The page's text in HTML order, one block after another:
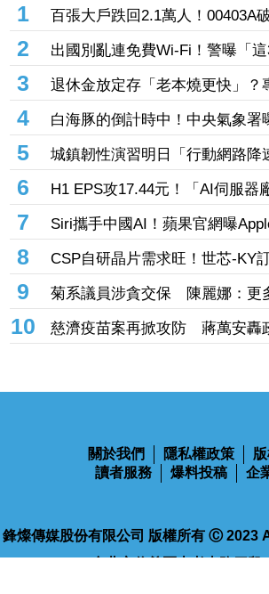
1
百張大戶跌回2.1萬人！00403A
脫手不要了」 外資反搶23.6萬
2
出國別亂連免費Wi-Fi！警曝「
稱 小心信用卡個資、帳密一秒
3
退休金放定存「老本燒更快」？
抗通膨 65歲股票推薦配置曝光
4
白海豚的倒計時中！中央氣象署
颱 但「1地」可能出現局部大雨
5
城鎮韌性演習明日「行動網路降
反應冷淡 美媒嘆警報聲不夠大
6
H1 EPS攻17.44元！「AI伺服
輝達GB300、Vera Rubin挹注訂
7
Siri攜手中國AI！蘋果官網曝
阿里「千問」 手冊上線不到一
8
CSP自研晶片需求旺！世芯-KY
2027年底 3奈米晶片放量、2奈
9
菊系議員涉貪交保 陳麗娜：更
瑞隆身邊等著掌權
10
慈濟疫苗案再掀攻防 蔣萬安轟
民間自購：慘痛經驗不會忘記
關於我們 隱私權政策
讀者服務
爆料投稿 企
鋒燦傳媒股份有限公司 版權所有 Ⓒ 2023